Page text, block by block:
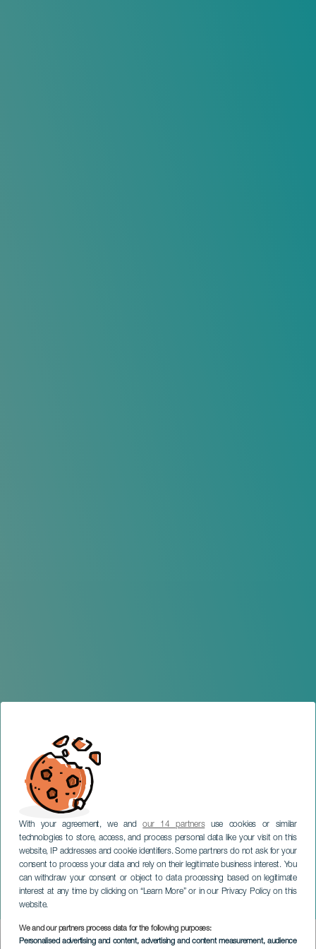
With your agreement, we andour 14 partnersuse cookies or similar
technologies to store, access, and process personal data like your visit on this
website, IP addresses and cookie identifiers. Some partners do not ask for your
consent to process your data and rely on their legitimate business interest. You
can withdraw your consent or object to data processing based on legitimate
interest at any time by clicking on “Learn More” or in our Privacy Policy on this
website.
We and our partners process data for the following purposes:
Personalised advertising and content, advertising and content measurement, audience
Navidonia by Zalakadula
GRÃ-CANÁRIA
Imagen